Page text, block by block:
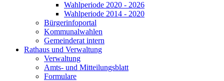
Wahlperiode 2020 - 2026
Wahlperiode 2014 - 2020
Bürgerinfoportal
Kommunalwahlen
Gemeinderat intern
Rathaus und Verwaltung
Verwaltung
Amts- und Mitteilungsblatt
Formulare